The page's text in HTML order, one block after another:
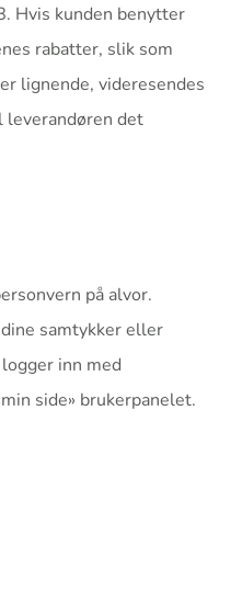
Hvis kunden benytter
rabatter, slik som
lignende, videresendes
leverandøren det
på alvor.
samtykker eller
inn med
side» brukerpanelet.